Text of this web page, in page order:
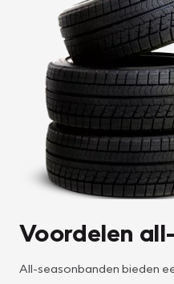
Voordelen
All-seasonbanden bieden